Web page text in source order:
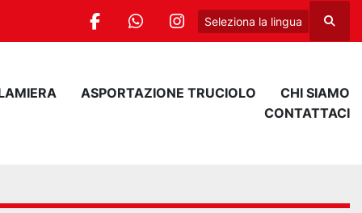
facebookwhatsappinstagram
Seleziona la lingua Cerca
ASPORTAZIONE TRUCIOLO
CHI SIAMO
CONTATTACI